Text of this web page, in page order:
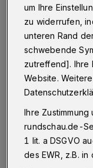
Von Hannah Florian
D ie 25
anderen
die Elvis
Rhythmus
um Ihre
zu widerrufen,
unteren Rand
schwebende
zutreffend]. Ihre
Website.
Ihre
rundschau.de-
1 lit. a DSGVO
des EWR, z.B. in